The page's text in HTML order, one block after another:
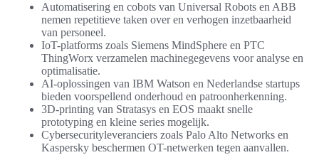
Automatisering en cobots van Universal Robots en ABB
nemen repetitieve taken over en verhogen inzetbaarheid
van personeel.
IoT-platforms zoals Siemens MindSphere en PTC
ThingWorx verzamelen machinegegevens voor analyse en
optimalisatie.
AI-oplossingen van IBM Watson en Nederlandse startups
bieden voorspellend onderhoud en patroonherkenning.
3D-printing van Stratasys en EOS maakt snelle
prototyping en kleine series mogelijk.
Cybersecurityleveranciers zoals Palo Alto Networks en
Kaspersky beschermen OT-netwerken tegen aanvallen.